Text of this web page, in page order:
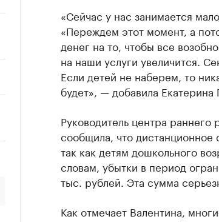
«Сейчас у нас занимается
«Переждем этот момент, а
денег на то, чтобы все
на наши услуги увеличится.
Если детей не наберем, то
будет», — добавила Екатерина
Руководитель центра раннего
сообщила, что дистанционное
так как детям дошкольного
словам, убытки в период
тыс. рублей. Эта сумма
Как отмечает Валентина,